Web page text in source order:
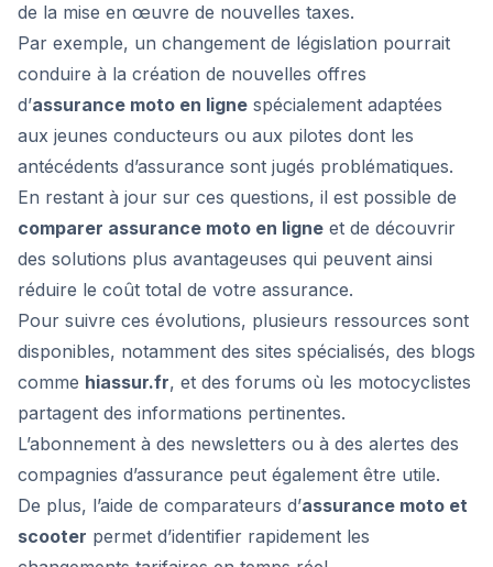
de la mise en œuvre de nouvelles taxes.
Par exemple, un changement de législation pourrait
conduire à la création de nouvelles offres
d’assurance moto en ligne spécialement adaptées
aux jeunes conducteurs ou aux pilotes dont les
antécédents d’assurance sont jugés problématiques.
En restant à jour sur ces questions, il est possible de
comparer assurance moto en ligne et de découvrir
des solutions plus avantageuses qui peuvent ainsi
réduire le coût total de votre assurance.
Pour suivre ces évolutions, plusieurs ressources sont
disponibles, notamment des sites spécialisés, des blogs
comme hiassur.fr, et des forums où les motocyclistes
partagent des informations pertinentes.
L’abonnement à des newsletters ou à des alertes des
compagnies d’assurance peut également être utile.
De plus, l’aide de comparateurs d’assurance moto et
scooter permet d’identifier rapidement les